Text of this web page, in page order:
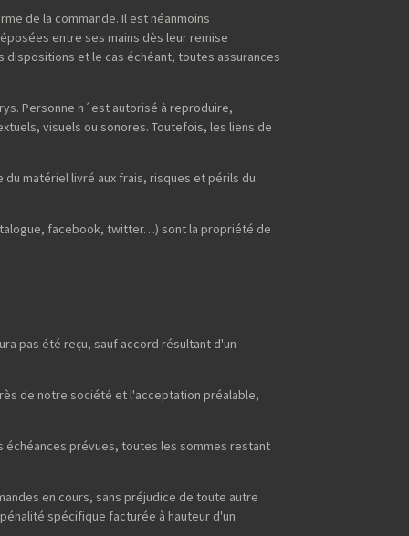
de la commande. Il est néanmoins
entre ses mains dès leur remise
et le cas échéant, toutes assurances
Personne n´est autorisé à reproduire,
visuels ou sonores. Toutefois, les liens de
matériel livré aux frais, risques et périls du
facebook, twitter…) sont la propriété de
pas été reçu, sauf accord résultant d'un
de notre société et l'acceptation préalable,
échéances prévues, toutes les sommes restant
en cours, sans préjudice de toute autre
spécifique facturée à hauteur d'un